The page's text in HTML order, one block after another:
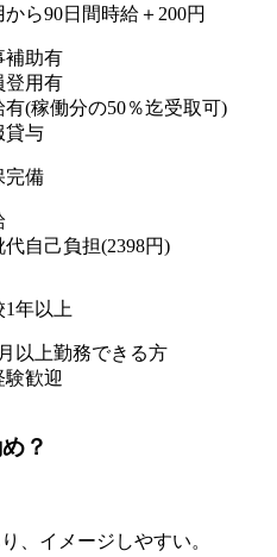
から90日間時給＋ 200円
補助有
登用有
有(稼働分の50％迄受取可)
貸与
完備
代自己負担(2398円)
1年以上
以上勤務できる方
験歓迎
？
、イメージしやすい。